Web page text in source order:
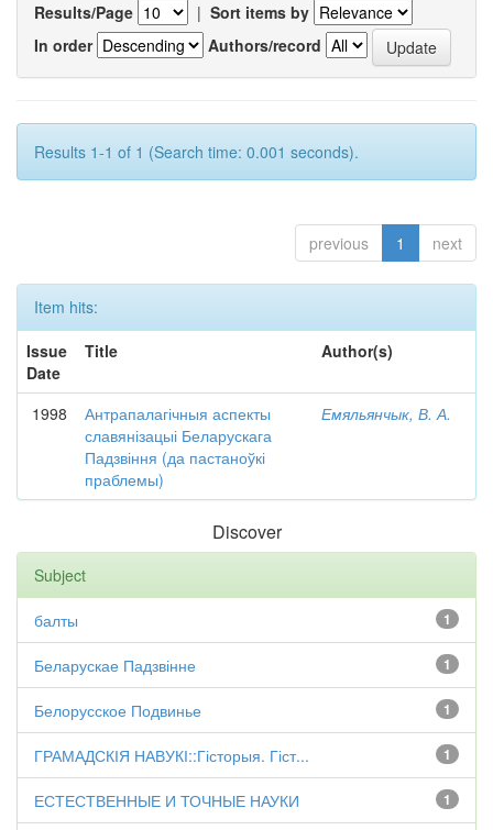
Results/Page | Sort items by
In order
Authors/record
Results 1-1 of 1 (Search time: 0.001 seconds).
previous 1 next
Item hits:
Issue
Date
Title Author(s)
1998
Антрапалагічныя аспекты
славянізацыі Беларускага
Падзвіння (да пастаноўкі
праблемы)
Емяльянчык, В. А.
Discover
Subject
1
балты
1
Беларускае Падзвінне
1
Белорусское Подвинье
1
ГРАМАДСКІЯ НАВУКІ::Гісторыя. Гіст...
1
ЕСТЕСТВЕННЫЕ И ТОЧНЫЕ НАУКИ